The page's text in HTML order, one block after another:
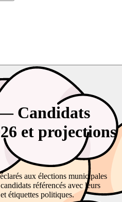
Candidats
et projections
aux élections municipales
référencés avec leurs
étiquettes politiques.